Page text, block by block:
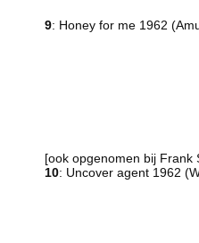
9: Honey for me 1962
[ook opgenomen bij Frank
10: Uncover agent 1962